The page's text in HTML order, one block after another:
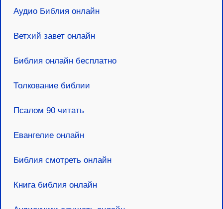
Аудио Библия онлайн
Ветхий завет онлайн
Библия онлайн бесплатно
Толкование библии
Псалом 90 читать
Евангелие онлайн
Библия смотреть онлайн
Книга библия онлайн